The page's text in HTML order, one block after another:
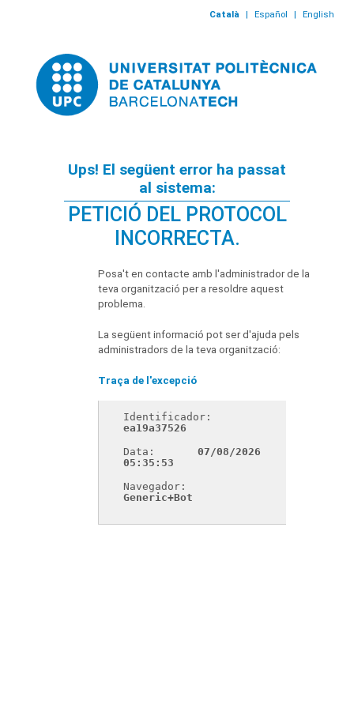
Català | Español | English
Ups! El següent error ha passat
al sistema:
PETICIÓ DEL PROTOCOL
INCORRECTA.
Posa't en contacte amb l'administrador de la
teva organització per a resoldre aquest
problema.
La següent informació pot ser d'ajuda pels
administradors de la teva organització:
Traça de l'excepció
ea19a37526
Data:
07/08/2026
05:35:53
Generic+Bot